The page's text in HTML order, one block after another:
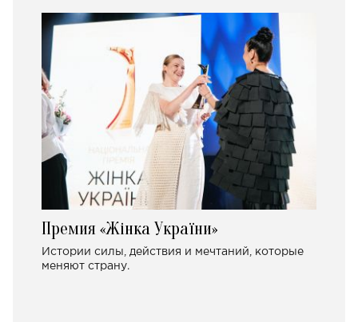
Премия «Жінка України»
Истории силы, действия и мечтаний, которые
меняют страну.